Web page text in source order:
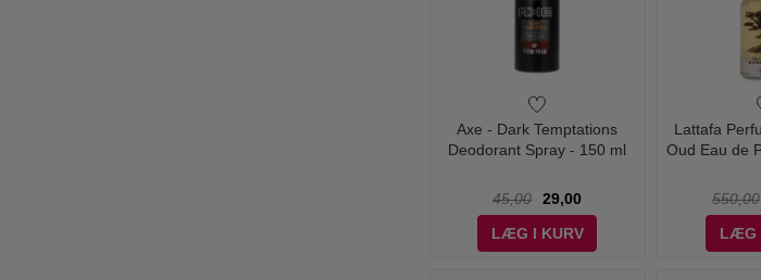
Axe - Dark Temptations
Deodorant Spray - 150 ml
45,00
29,00
LÆG I KURV
Lattafa
Oud Eau de
550,00
LÆG